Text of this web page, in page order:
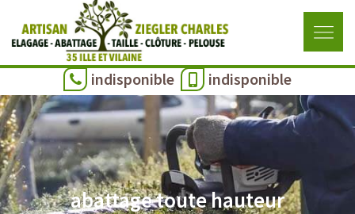
indisponible indisponible
abattage toute hauteur